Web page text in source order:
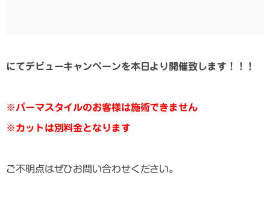
にてデビューキャンペーンを本日より開催致します！！！
※パーマスタイルのお客様は施術できません
※カットは別料金となります
ご不明点はぜひお問い合わせください。